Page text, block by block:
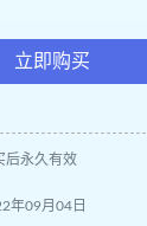
立即购买
后永久有效
年09月04日